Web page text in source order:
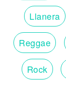
Llanera
Reggae
Rock